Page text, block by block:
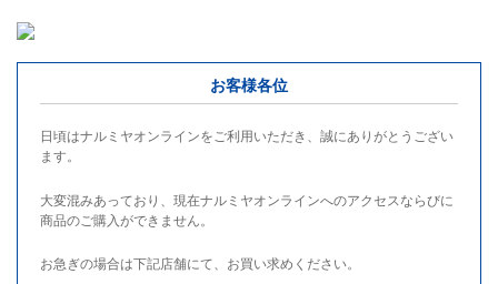
お客様各位
日頃はナルミヤオンラインをご利用いただき、誠にありがとうござい
ます。
大変混みあっており、現在ナルミヤオンラインへのアクセスならびに
商品のご購入ができません。
お急ぎの場合は下記店舗にて、お買い求めください。